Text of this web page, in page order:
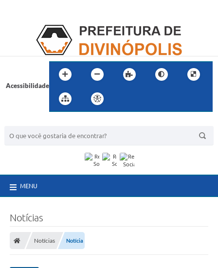
Acessibilidade
MENU
Notícias
Notícias Notícia